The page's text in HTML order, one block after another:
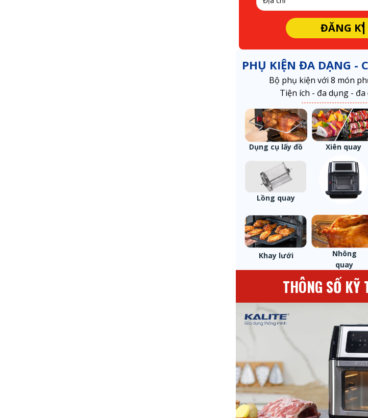
ĐĂNG KÝ
PHỤ KIỆN ĐA DẠNG -
Bộ phụ kiện với 8 món
Tiện ích - đa dụng -
Khay lưới
Nhông
quay
Dụng cụ lấy đồ Xiên quay
Lồng quay
THÔNG SỐ KỸ